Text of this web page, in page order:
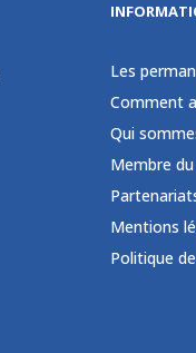
Les
Comment
Qui
Membre
Mentions
Politique